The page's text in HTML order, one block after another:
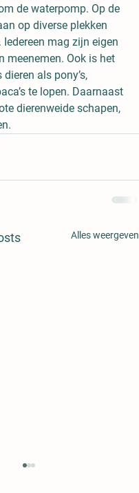
de waterpomp. Op de
op diverse plekken
mag zijn eigen
meenemen. Ook is het
als pony’s,
te lopen. Daarnaast
dierenweide schapen,
Alles weergeven